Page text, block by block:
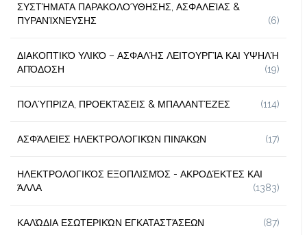
ΣΥΣΤΉΜΑΤΑ ΠΑΡΑΚΟΛΟΎΘΗΣΗΣ, ΑΣΦΑΛΕΊΑΣ &
ΠΥΡΑΝΊΧΝΕΥΣΗΣ
(6)
ΔΙΑΚΟΠΤΙΚΌ ΥΛΙΚΌ – ΑΣΦΑΛΉΣ ΛΕΙΤΟΥΡΓΊΑ ΚΑΙ ΥΨΗΛΉ
ΑΠΌΔΟΣΗ
(19)
ΠΟΛΎΠΡΙΖΑ, ΠΡΟΕΚΤΆΣΕΙΣ & ΜΠΑΛΑΝΤΈΖΕΣ (114)
ΑΣΦΆΛΕΙΕΣ ΗΛΕΚΤΡΟΛΟΓΙΚΏΝ ΠΙΝΆΚΩΝ (17)
ΗΛΕΚΤΡΟΛΟΓΙΚΌΣ ΕΞΟΠΛΙΣΜΌΣ - ΑΚΡΟΔΈΚΤΕΣ ΚΑΙ
ΆΛΛΑ
(1383)
ΚΑΛΏΔΙΑ ΕΣΩΤΕΡΙΚΏΝ ΕΓΚΑΤΑΣΤΆΣΕΩΝ (87)